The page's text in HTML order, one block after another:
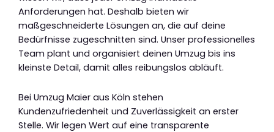
Anforderungen hat. Deshalb bieten wir
maßgeschneiderte Lösungen an, die auf deine
Bedürfnisse zugeschnitten sind. Unser professionelles
Team plant und organisiert deinen Umzug bis ins
kleinste Detail, damit alles reibungslos abläuft.
Bei Umzug Maier aus Köln stehen
Kundenzufriedenheit und Zuverlässigkeit an erster
Stelle. Wir legen Wert auf eine transparente